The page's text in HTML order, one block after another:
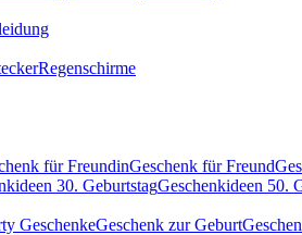
Regenschirme
für FreundinGeschenk für Freund
30. GeburtstagGeschenkideen 50.
GeschenkeGeschenk zur Geburt